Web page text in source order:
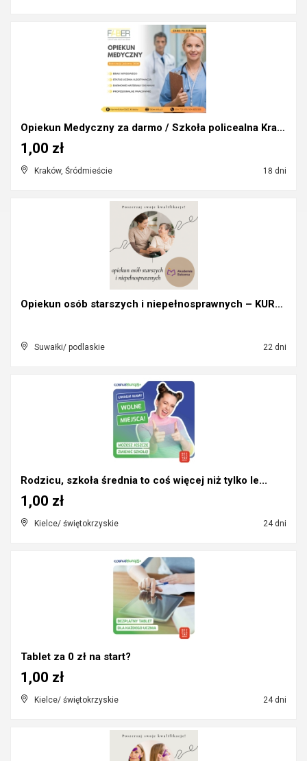
Opiekun Medyczny za darmo / Szkoła policealna Krak...
Kraków, Śródmieście 18 dni
1,00 zł
Opiekun osób starszych i niepełnosprawnych – KURS!...
Suwałki/ podlaskie 22 dni
Rodzicu, szkoła średnia to coś więcej niż tylko le...
Kielce/ świętokrzyskie 24 dni
1,00 zł
Tablet za 0 zł na start?
Kielce/ świętokrzyskie 24 dni
1,00 zł